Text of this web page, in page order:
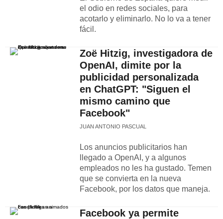
el odio en redes sociales, para
acotarlo y eliminarlo. No lo va a tener
fácil.
Zoë Hitzig, investigadora de
OpenAI, dimite por la
publicidad personalizada
en ChatGPT: "Siguen el
mismo camino que
Facebook"
JUAN ANTONIO PASCUAL
Los anuncios publicitarios han
llegado a OpenAI, y a algunos
empleados no les ha gustado. Temen
que se convierta en la nueva
Facebook, por los datos que maneja.
Facebook ya permite